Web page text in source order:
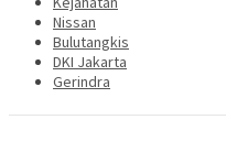
Nissan
Bulutangkis
DKI Jakarta
Gerindra